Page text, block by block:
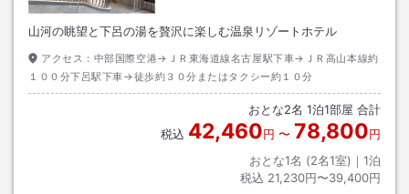
山河の眺望と下呂の湯を贅沢に楽しむ温泉リゾートホテル
アクセス： 中部国際空港→ＪＲ東海道線名古屋駅下車→ＪＲ高山本線約
１００分下呂駅下車→徒歩約３０分またはタクシー約１０分
おとな2名 1泊1部屋 合計
税込 42,460円 〜 78,800円
おとな1名 (2名1室)｜ 1泊
税込 21,230円〜39,400円